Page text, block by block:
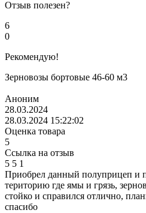
Отзыв полезен?
6
0
Рекомендую!
Зерновозы бортовые 46-60 м3
Аноним
28.03.2024
28.03.2024 15:22:02
Оценка товара
5
Ссылка на отзыв
5 5 1
Приобрел данный полуприцеп и
територию где ямы и грязь,
стойко и справился отлично,
спасибо